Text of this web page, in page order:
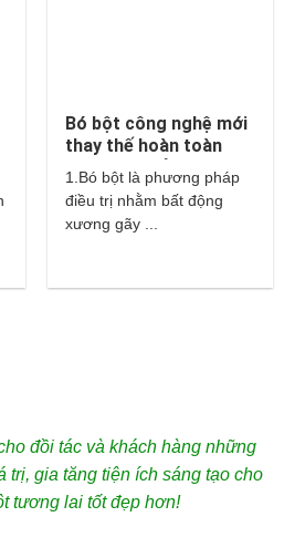
Bó bột công nghệ mới
thay thế hoàn toàn
cho bột thuỷ tinh và
thạch cao?
1.Bó bột là phương pháp
điều trị nhằm bất động
xương gãy ...
đồi tác và khách hàng những
trị, gia tăng tiện ích sáng tạo cho
tương lai tốt đẹp hơn!